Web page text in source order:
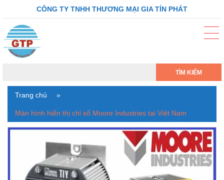
CÔNG TY TNHH THƯƠNG MẠI GIA TÍN PHÁT
TÌM KIẾM
Trang chủ »
Màn hình hiển thị chỉ số Moore Industries tại Việt Nam